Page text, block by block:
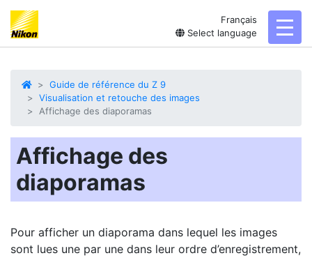
Français
Select language
Guide de référence du Z 9
Visualisation et retouche des images
Affichage des diaporamas
Affichage des
diaporamas
Pour afficher un diaporama dans lequel les images
sont lues une par une dans leur ordre d’enregistrement,